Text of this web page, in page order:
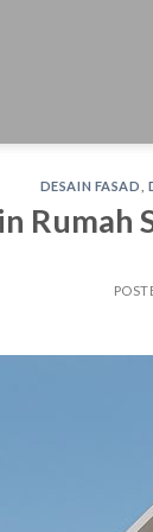
DESAIN FASAD
Rumah